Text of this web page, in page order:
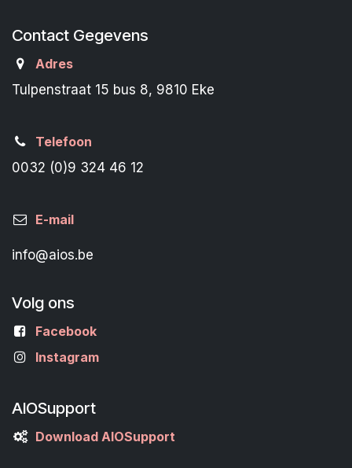
Contact Gegevens
Adres
Tulpenstraat 15 bus 8, 9810 Eke
Telefoon
0032 (0)9 324 46 12
E-mail
info@aios.be
Volg ons
Facebook
Instagram
AIOSupport
Download AIOSupport